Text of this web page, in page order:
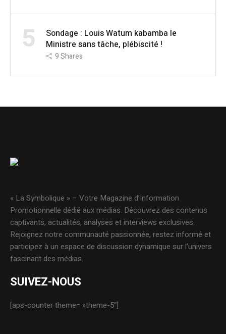
5
Sondage : Louis Watum kabamba le
Ministre sans tâche, plébiscité !
9Shares
« La Symbolique » – Votre Magazine d’Information
Promotionnelle dédié aux médias. Découvrez des contenus
captivants, actualités, analyses et interviews exclusives.
Rejoignez notre communauté passionnée, restez informé et
participez à un espace de discussion dynamique sur l’univers
fascinant des médias.
SUIVEZ-NOUS
[aps-counter theme= »theme-5″]